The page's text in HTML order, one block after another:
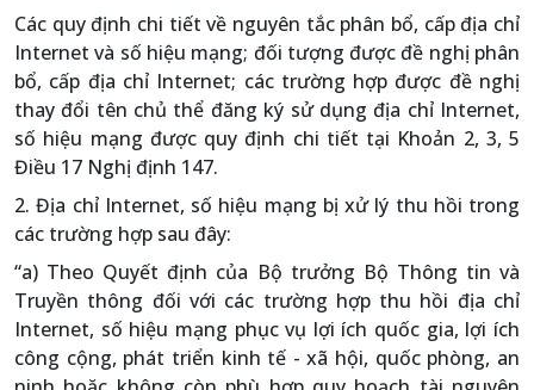
Các quy định chi tiết về nguyên tắc phân bổ, cấp địa chỉ
Internet và số hiệu mạng; đối tượng được đề nghị phân
bổ, cấp địa chỉ Internet; các trường hợp được đề nghị
thay đổi tên chủ thể đăng ký sử dụng địa chỉ Internet,
số hiệu mạng được quy định chi tiết tại Khoản 2, 3, 5
Điều 17 Nghị định 147.
2. Địa chỉ Internet, số hiệu mạng bị xử lý thu hồi trong
các trường hợp sau đây:
“a) Theo Quyết định của Bộ trưởng Bộ Thông tin và
Truyền thông đối với các trường hợp thu hồi địa chỉ
Internet, số hiệu mạng phục vụ lợi ích quốc gia, lợi ích
công cộng, phát triển kinh tế - xã hội, quốc phòng, an